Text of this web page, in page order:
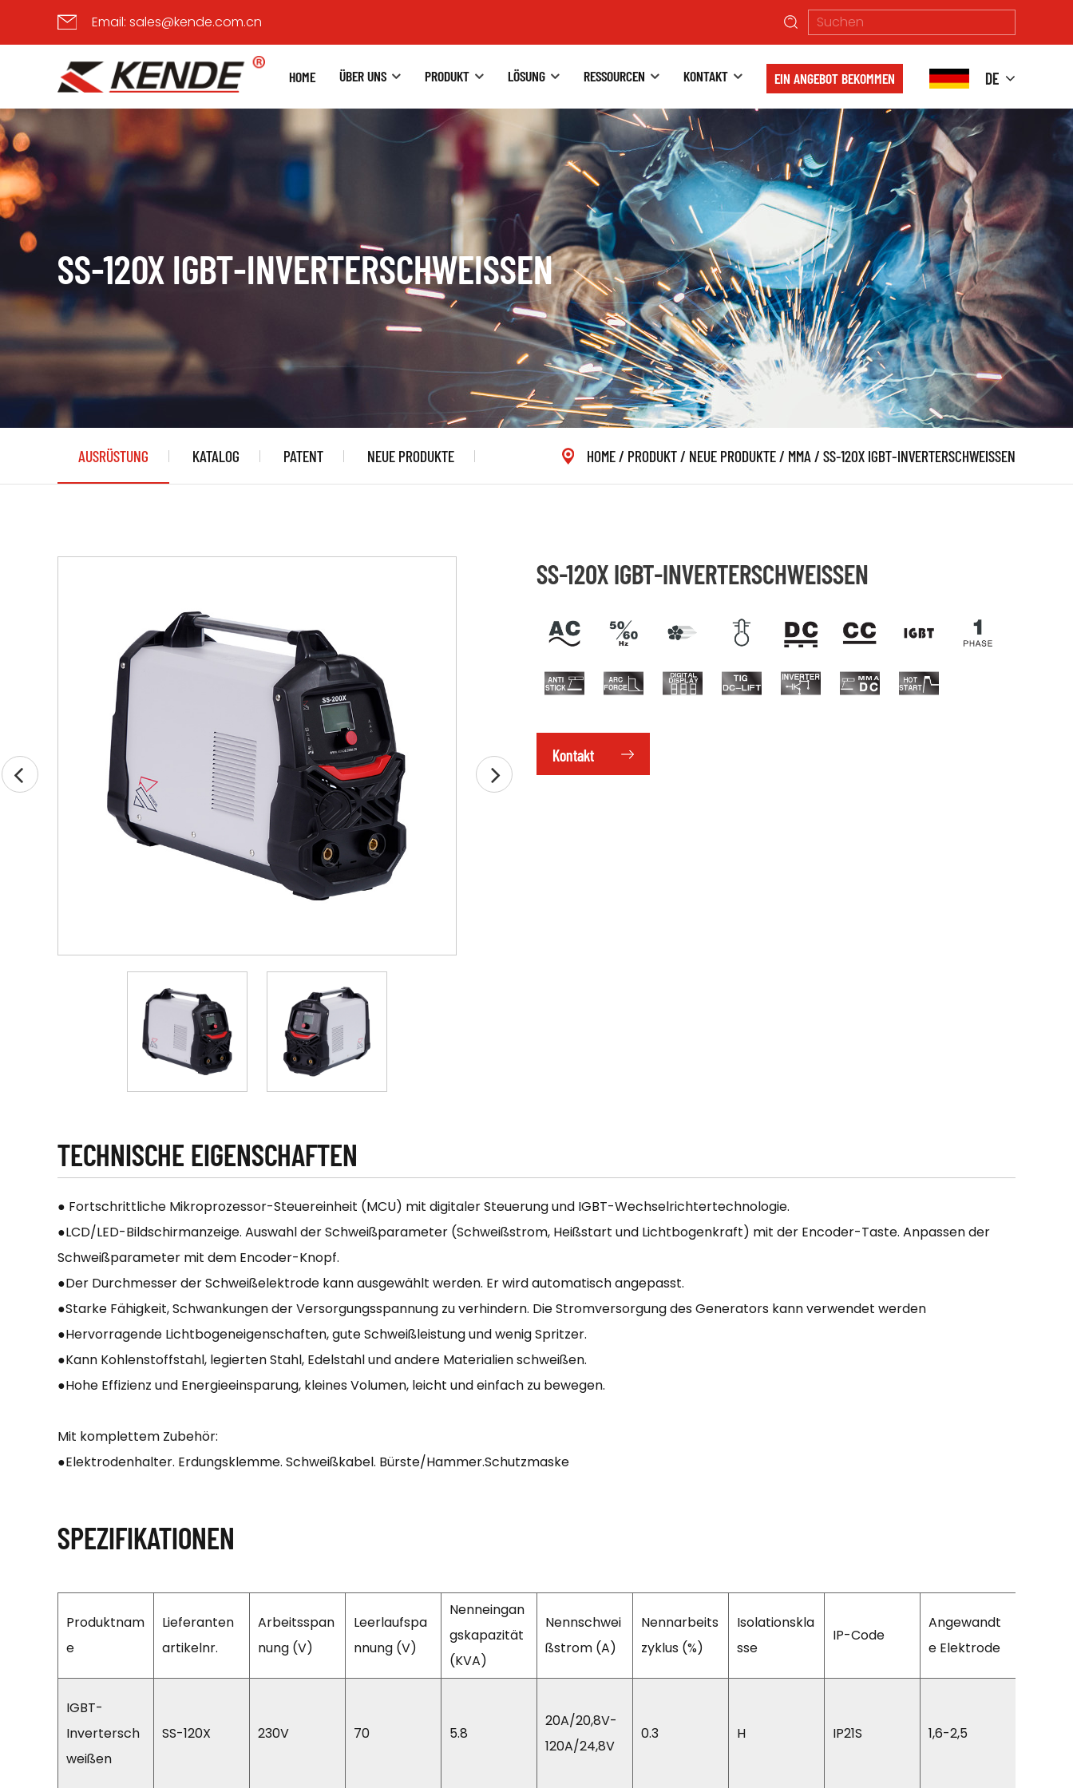
Email: sales@kende.com.cn
HOME ÜBER UNS PRODUKT LÖSUNG RESSOURCEN KONTAKT EIN ANGEBOT BEKOMMEN DE
SS-120X IGBT-INVERTERSCHWEISSEN
AUSRÜSTUNG KATALOG PATENT NEUE PRODUKTE HOME/ PRODUKT/ NEUE PRODUKTE/ MMA/ SS-120X IGBT-INVERTERSCHWEISSEN
SS-120X IGBT-INVERTERSCHWEISSEN
Kontakt
TECHNISCHE EIGENSCHAFTEN
● Fortschrittliche Mikroprozessor-Steuereinheit (MCU) mit digitaler Steuerung und IGBT-Wechselrichtertechnologie.
●LCD/LED-Bildschirmanzeige. Auswahl der Schweißparameter (Schweißstrom, Heißstart und Lichtbogenkraft) mit der Encoder-Taste. Anpassen der
Schweißparameter mit dem Encoder-Knopf.
●Der Durchmesser der Schweißelektrode kann ausgewählt werden. Er wird automatisch angepasst.
●Starke Fähigkeit, Schwankungen der Versorgungsspannung zu verhindern. Die Stromversorgung des Generators kann verwendet werden
●Hervorragende Lichtbogeneigenschaften, gute Schweißleistung und wenig Spritzer.
●Kann Kohlenstoffstahl, legierten Stahl, Edelstahl und andere Materialien schweißen.
●Hohe Effizienz und Energieeinsparung, kleines Volumen, leicht und einfach zu bewegen.
Mit komplettem Zubehör:
●Elektrodenhalter. Erdungsklemme. Schweißkabel. Bürste/Hammer.Schutzmaske
SPEZIFIKATIONEN
Produktnam
e
Lieferanten
artikelnr.
Arbeitsspan
nung (V)
Leerlaufspa
nnung (V)
Nenneingan
gskapazität
(KVA)
Nennschwei
ßstrom (A)
Nennarbeits
zyklus (%)
Isolationskla
sse
IP-Code
Angewandt
e Elektrode
IGBT-
Invertersch
weißen
SS-120X 230V 70 5.8
20A/20,8V-
120A/24,8V
0.3 H IP21S 1,6-2,5